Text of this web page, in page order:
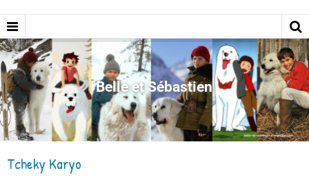
Belle et Sébastien
Tcheky Karyo